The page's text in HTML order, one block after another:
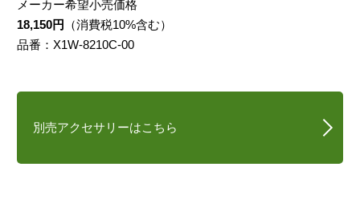
メーカー希望小売価格
18,150円
（消費税10%含む）
品番：X1W-8210C-00
別売アクセサリーはこちら